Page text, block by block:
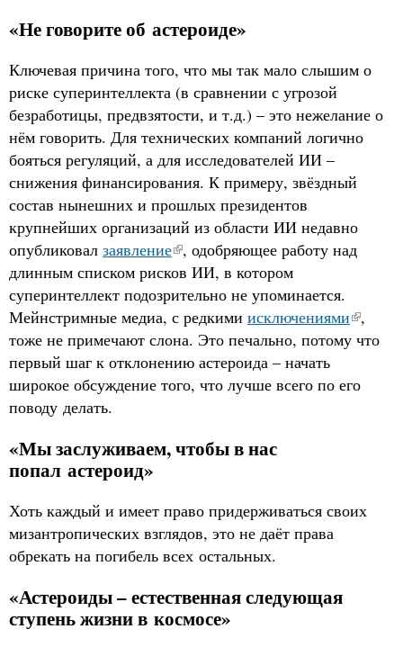
«Не говорите об астероиде»
Ключевая причина того, что мы так мало слышим о
риске суперинтеллекта (в сравнении с угрозой
безработицы, предвзятости, и т.д.) – это нежелание о
нём говорить. Для технических компаний логично
бояться регуляций, а для исследователей ИИ –
снижения финансирования. К примеру, звёздный
состав нынешних и прошлых президентов
крупнейших организаций из области ИИ недавно
опубликовал заявление , одобряющее работу над
длинным списком рисков ИИ, в котором
суперинтеллект подозрительно не упоминается.
Мейнстримные медиа, с редкими исключениями ,
тоже не примечают слона. Это печально, потому что
первый шаг к отклонению астероида – начать
широкое обсуждение того, что лучше всего по его
поводу делать.
«Мы заслуживаем, чтобы в нас
попал астероид»
Хоть каждый и имеет право придерживаться своих
мизантропических взглядов, это не даёт права
обрекать на погибель всех остальных.
«Астероиды – естественная следующая
ступень жизни в космосе»